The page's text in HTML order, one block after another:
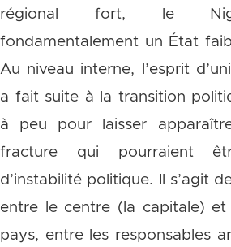
régional fort, le
fondamentalement un État
Au niveau interne, l’esprit
a fait suite à la transition
à peu pour laisser
fracture qui pourraient
d’instabilité politique. Il s’agit
entre le centre (la capitale)
pays, entre les responsables